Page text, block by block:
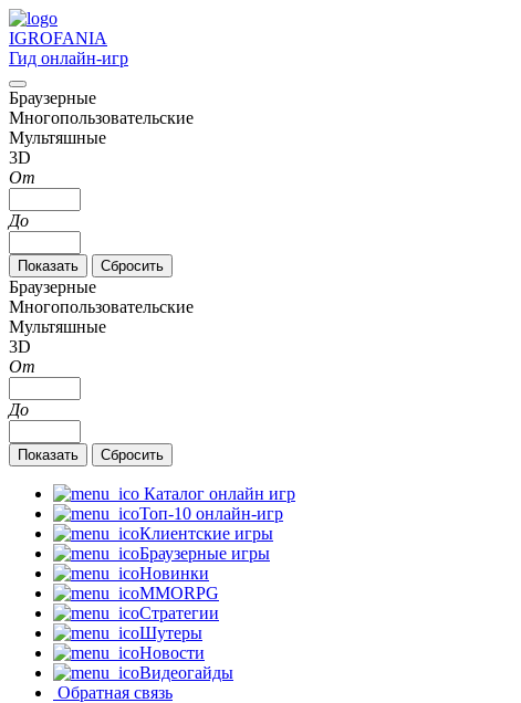
IGROFANIA
Гид онлайн-игр
Браузерные
Многопользовательские
Мультяшные
3D
От
До
Браузерные
Многопользовательские
Мультяшные
3D
От
До
Каталог онлайн игр
Топ-10 онлайн-игр
Клиентские игры
Браузерные игры
Новинки
MMORPG
Стратегии
Шутеры
Новости
Видеогайды
Обратная связь